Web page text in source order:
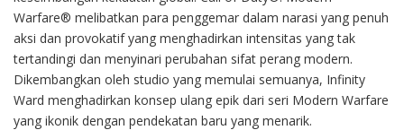
Warfare® melibatkan para penggemar dalam narasi yang penuh
aksi dan provokatif yang menghadirkan intensitas yang tak
tertandingi dan menyinari perubahan sifat perang modern.
Dikembangkan oleh studio yang memulai semuanya, Infinity
Ward menghadirkan konsep ulang epik dari seri Modern Warfare
yang ikonik dengan pendekatan baru yang menarik.